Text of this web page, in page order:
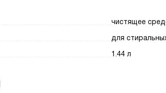
чистящее
для
1.44 л